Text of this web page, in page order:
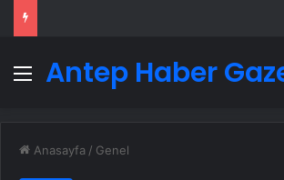
Menü
Antep Haber
Anasayfa / Genel